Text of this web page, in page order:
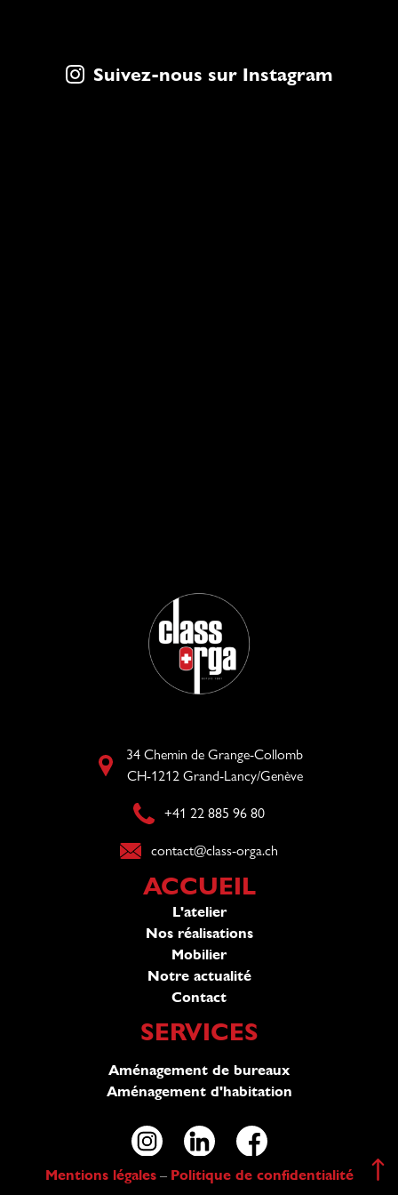
Suivez-nous sur Instagram
34 Chemin de Grange-Collomb
CH-1212 Grand-Lancy/Genève
+41 22 885 96 80​
contact@class-orga.ch​
ACCUEIL
L'atelier
Nos réalisations
Mobilier
Notre actualité
Contact
SERVICES
Aménagement de bureaux
Aménagement d'habitation
Mentions légales– Politique de confidentialité